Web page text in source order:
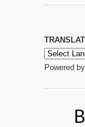
Powered by